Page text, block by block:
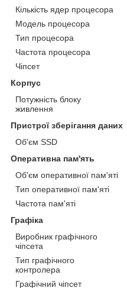
Кількість ядер процесора
Модель процесора
Тип процесора
Частота процесора
Чіпсет
Корпус
Потужність блоку
живлення
Пристрої зберігання даних
Об'єм SSD
Оперативна пам'ять
Об'єм оперативної пам'яті
Тип оперативної пам'яті
Частота пам'яті
Графіка
Виробник графічного
чіпсета
Тип графічного
контролера
Графічний чіпсет